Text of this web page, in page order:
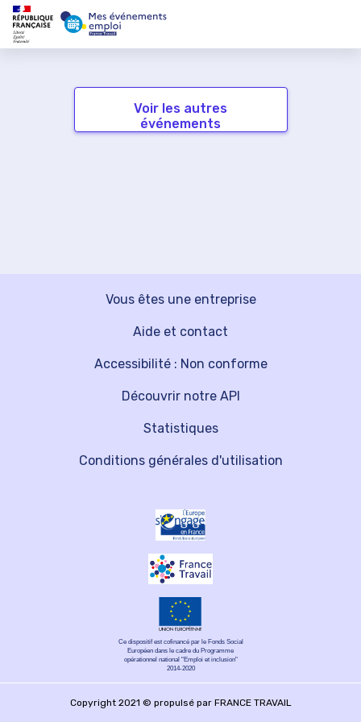
Voir les autres
événements
Vous êtes une entreprise
Découvrir notre API
Aide et contact
Statistiques
Accessibilité : Non conforme
Conditions générales d'utilisation
Ce dispositif est cofinancé par le Fonds Social
Européen dans le cadre du Programme
opérationnel national "Emploi et inclusion"
2014-2020
Copyright 2021 © propulsé par FRANCE TRAVAIL